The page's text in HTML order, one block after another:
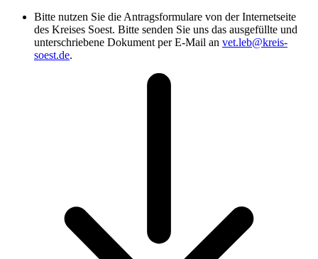
Bitte nutzen Sie die Antragsformulare von der Internetseite
des Kreises Soest. Bitte senden Sie uns das ausgefüllte und
unterschriebene Dokument per E-Mail an vet.leb@​kreis-
soest.de.